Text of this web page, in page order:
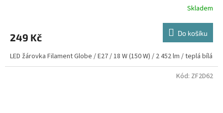
Skladem
249 Kč Do košíku
LED žárovka Filament Globe / E27 / 18 W (150 W) / 2 452 lm / teplá bílá
Kód: ZF2D62